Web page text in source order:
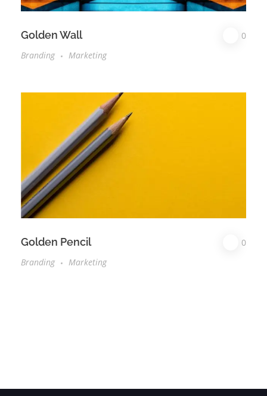
Golden Wall
0
Branding
Marketing
Golden Pencil
0
Branding
Marketing